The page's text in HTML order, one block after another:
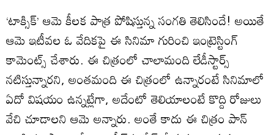
‘టాక్సిక్‌’ ఆమె కీలక పాత్ర పోషిస్తున్న సంగతి తెలిసిందే! అయితే
ఆమె ఇటీవల ఓ వేదికపై ఈ సినిమా గురించి ఇంట్రెస్టింగ్‌
కామెంట్స్‌ చేశారు. ఈ చిత్రంలో చాలామంది లేడీస్టార్స్‌
నటిస్తున్నారని, అంతమంది ఈ చిత్రంలో ఉన్నారంటే సినిమాలో
ఏదో విషయం ఉన్నట్లేగా, అదేంటో తెలియాలంటే కొద్ది రోజులు
వేచి చూడాలని ఆమె అన్నారు. అంతే కాదు ఈ చిత్రం పాన్‌